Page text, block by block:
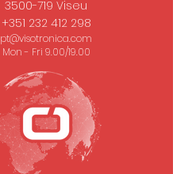
3500-719 Viseu
+351 232 412 298
pt@visotronica.com
Mon - Fri 9.00/19.00